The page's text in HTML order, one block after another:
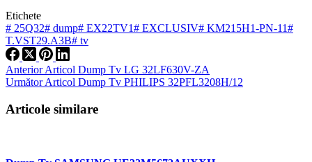
Etichete
# 25Q32# dump# EX22TV1# EXCLUSIV# KM215H1-PN-11#
T.VST29.A3B# tv
AnteriorArticol Dump Tv LG 32LF630V-ZA
UrmătorArticol Dump Tv PHILIPS 32PFL3208H/12
Articole similare